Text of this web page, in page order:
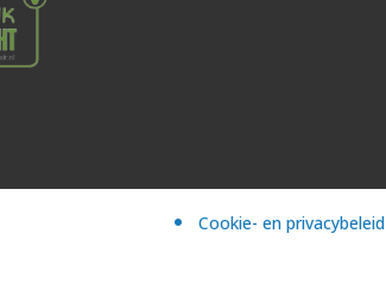
Cookie- en privacybeleid